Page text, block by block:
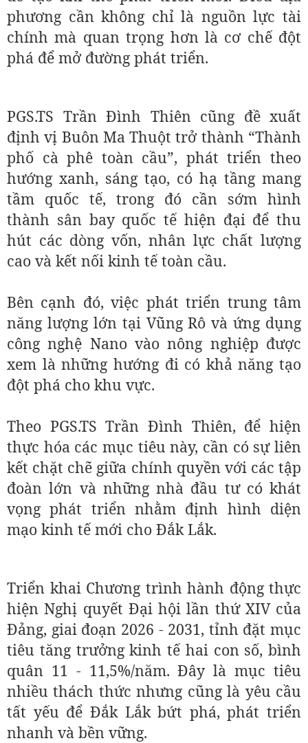
phương cần không chỉ là nguồn lực tài
chính mà quan trọng hơn là cơ chế đột
phá để mở đường phát triển.
PGS.TS Trần Đình Thiên cũng đề xuất
định vị Buôn Ma Thuột trở thành “Thành
phố cà phê toàn cầu”, phát triển theo
hướng xanh, sáng tạo, có hạ tầng mang
tầm quốc tế, trong đó cần sớm hình
thành sân bay quốc tế hiện đại để thu
hút các dòng vốn, nhân lực chất lượng
cao và kết nối kinh tế toàn cầu.
Bên cạnh đó, việc phát triển trung tâm
năng lượng lớn tại Vũng Rô và ứng dụng
công nghệ Nano vào nông nghiệp được
xem là những hướng đi có khả năng tạo
đột phá cho khu vực.
Theo PGS.TS Trần Đình Thiên, để hiện
thực hóa các mục tiêu này, cần có sự liên
kết chặt chẽ giữa chính quyền với các tập
đoàn lớn và những nhà đầu tư có khát
vọng phát triển nhằm định hình diện
mạo kinh tế mới cho Đắk Lắk.
Triển khai Chương trình hành động thực
hiện Nghị quyết Đại hội lần thứ XIV của
Đảng, giai đoạn 2026 - 2031, tỉnh đặt mục
tiêu tăng trưởng kinh tế hai con số, bình
quân 11 - 11,5%/năm. Đây là mục tiêu
nhiều thách thức nhưng cũng là yêu cầu
tất yếu để Đắk Lắk bứt phá, phát triển
nhanh và bền vững.